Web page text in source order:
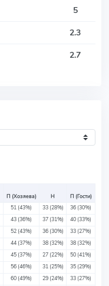
5
2.3
2.7
П (Хозяева) Н
П (Гости)
51 (43%) 33 (28%) 36 (30%)
43 (36%) 37 (31%) 40 (33%)
52 (43%) 36 (30%) 33 (27%)
44 (37%) 38 (32%) 38 (32%)
45 (37%) 27 (22%) 50 (41%)
56 (46%) 31 (25%) 35 (29%)
60 (49%) 29 (24%) 33 (27%)